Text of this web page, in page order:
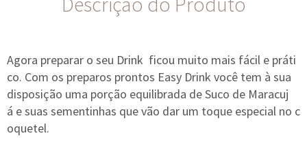
Agora preparar o seu Drink ficou muito mais fácil e práti
co. Com os preparos prontos Easy Drink você tem à sua
disposição uma porção equilibrada de Suco de Maracuj
á e suas sementinhas que vão dar um toque especial no c
oquetel.